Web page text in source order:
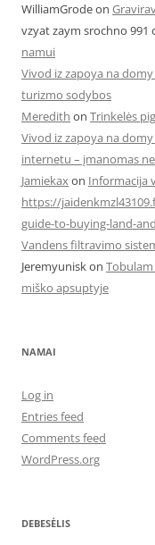
WilliamGrodeon
vzyat zaym srochno 991
namui
Vivod iz zapoya na
turizmo sodybos
Meredith on Trinkelės
Vivod iz zapoya na
internetu – įmanomas
Jamiekaxon Informacija
https://
guide-to-buying-land-
Vandens filtravimo
Jeremyuniskon
miško apsuptyje
NAMAI
Log in
Entries feed
Comments feed
WordPress.org
DEBESĖLIS